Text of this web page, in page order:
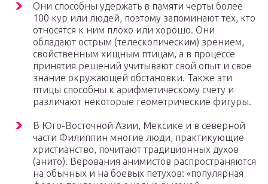
Они способны удержать в памяти черты более
100 кур или людей, поэтому запоминают тех, кто
относятся к ним плохо или хорошо. Они
обладают острым (телескопическим) зрением,
свойственным хищным птицам, а в процессе
принятия решений учитывают свой опыт и свое
знание окружающей обстановки. Также эти
птицы способны к арифметическому счету и
различают некоторые геометрические фигуры.
В Юго-Восточной Азии, Мексике и в северной
части Филиппин многие люди, практикующие
христианство, почитают традиционных духов
(анито). Верования анимистов распространяются
на обычных и на боевых петухов: «популярная